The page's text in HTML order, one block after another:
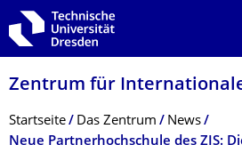
Zur Hauptnavigation springen
Zur Suche springen
Zum Inhalt springen
Zentrum für
Breadcrumb-Menü
Startseite Das Zentrum
News